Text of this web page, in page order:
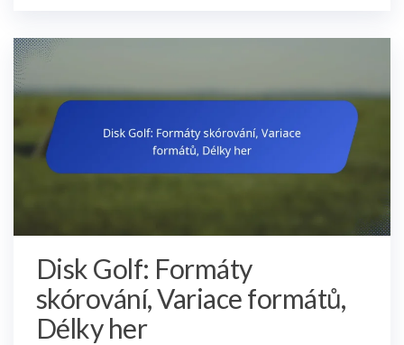
Disk Golf: Formáty
skórování, Variace formátů,
Délky her